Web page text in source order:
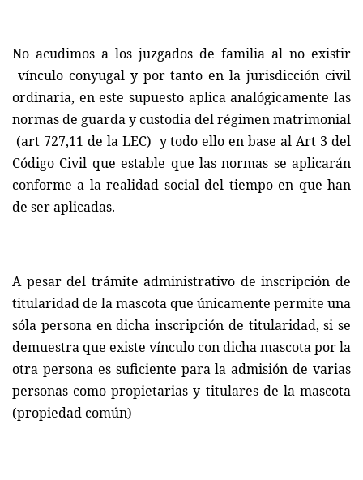
No acudimos a los juzgados de familia al no existir
vínculo conyugal y por tanto en la jurisdicción civil
ordinaria, en este supuesto aplica analógicamente las
normas de guarda y custodia del régimen matrimonial
(art 727,11 de la LEC) y todo ello en base al Art 3 del
Código Civil que estable que las normas se aplicarán
conforme a la realidad social del tiempo en que han
de ser aplicadas.
A pesar del trámite administrativo de inscripción de
titularidad de la mascota que únicamente permite una
sóla persona en dicha inscripción de titularidad, si se
demuestra que existe vínculo con dicha mascota por la
otra persona es suficiente para la admisión de varias
personas como propietarias y titulares de la mascota
(propiedad común)